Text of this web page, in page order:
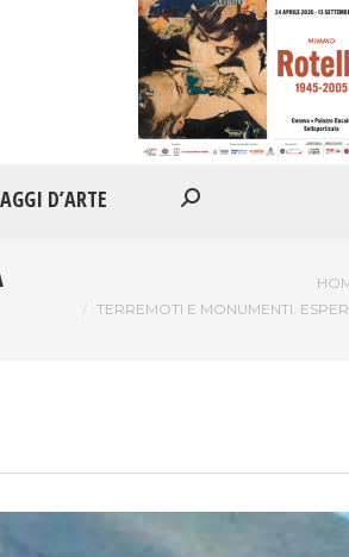
D’ARTE Cerca:
TERREMOTI E MONUMENTI.
APPUNTAMENTI VIAGGI